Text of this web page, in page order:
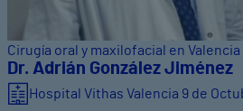
Cirugía oral y maxilofacial en Valencia
Dr. Adrián González Jiménez
Hospital Vithas Valencia 9 de